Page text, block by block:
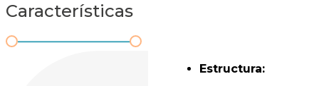
Características
Estructura: